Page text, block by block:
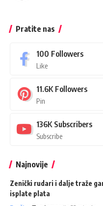
Pratite nas
100 Followers
Like
11.6K Followers
Pin
136K Subscribers
Subscribe
Najnovije
Zenički rudari i dalje traže
isplate plata